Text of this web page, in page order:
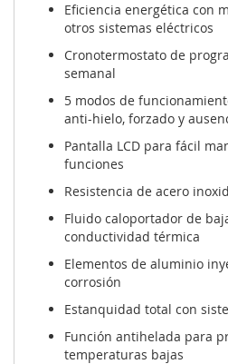
Eficiencia energética con
otros sistemas eléctricos
Cronotermostato de
semanal
5 modos de
anti-hielo, forzado y
Pantalla LCD para fácil
funciones
Resistencia de acero
Fluido caloportador de
conductividad térmica
Elementos de aluminio
corrosión
Estanquidad total con
Función antihelada para
temperaturas bajas